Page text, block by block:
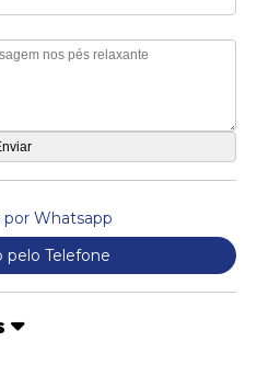
Whatsapp
pelo Telefone